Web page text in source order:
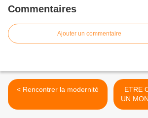
Commentaires
Ajouter un commentaire
< Rencontrer la modernité
ETRE
UN